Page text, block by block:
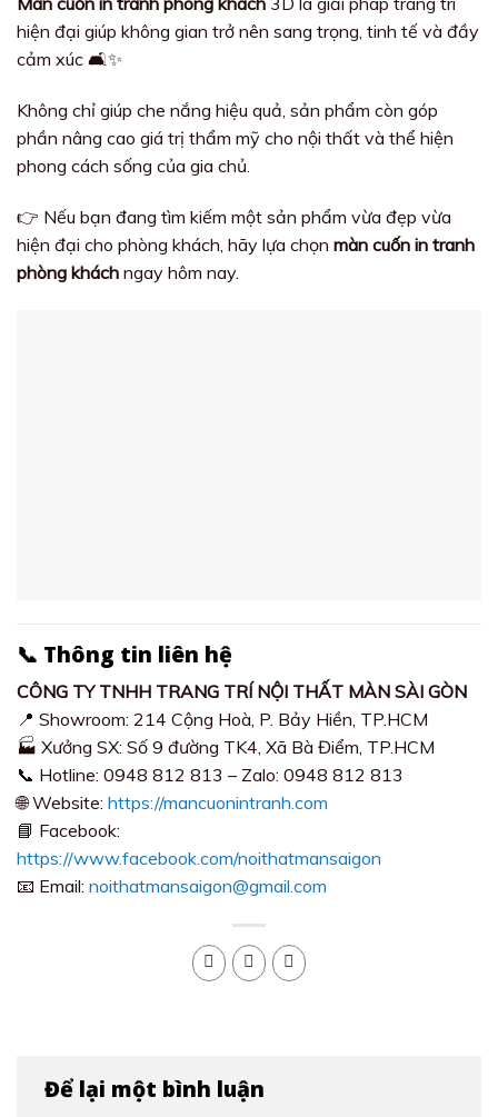
hiện đại giúp không gian trở nên sang trọng, tinh tế và đầy
cảm xúc 🛋️✨
Không chỉ giúp che nắng hiệu quả, sản phẩm còn góp
phần nâng cao giá trị thẩm mỹ cho nội thất và thể hiện
phong cách sống của gia chủ.
👉 Nếu bạn đang tìm kiếm một sản phẩm vừa đẹp vừa
hiện đại cho phòng khách, hãy lựa chọn màn cuốn in tranh
phòng khách ngay hôm nay.
📞 Thông tin liên hệ
CÔNG TY TNHH TRANG TRÍ NỘI THẤT MÀN SÀI GÒN
📍 Showroom: 214 Cộng Hoà, P. Bảy Hiền, TP.HCM
🏭 Xưởng SX: Số 9 đường TK4, Xã Bà Điểm, TP.HCM
📞 Hotline: 0948 812 813 – Zalo: 0948 812 813
🌐 Website: https://mancuonintranh.com
📘 Facebook:
https://www.facebook.com/noithatmansaigon
📧 Email: noithatmansaigon@gmail.com
Để lại một bình luận